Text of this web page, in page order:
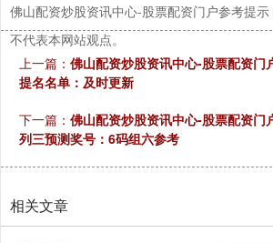
佛山配资炒股资讯中心-股票配资门户参考提示
不代表本网站观点。
上一篇： 佛山配资炒股资讯中心-股票配资门
提名名单：及时更新
下一篇： 佛山配资炒股资讯中心-股票配资门
列三预测奖号：6码组六参考
相关文章